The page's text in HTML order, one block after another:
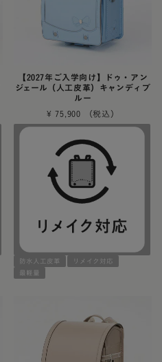
【2027年ご入学向け】ドゥ・アン
ジェール（人工皮革）キャンディブ
ルー
¥ 75,900
防水人工皮革
リメイク対応
最軽量